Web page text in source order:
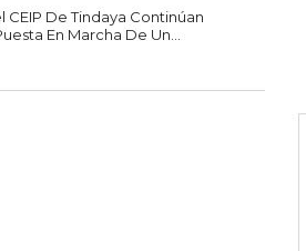
CEIP De Tindaya Continúan
En Marcha De Un...